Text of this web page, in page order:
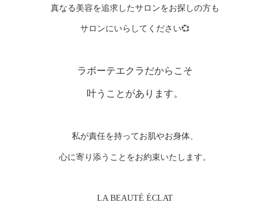
真なる美容を追求したサロンをお探しの方も
サロンにいらしてください💞
ラボーテエクラだからこそ
叶うことがあります。
私が責任を持ってお肌やお身体、
心に寄り添うことをお約束いたします。
LA BEAUTÉ ÉCLAT